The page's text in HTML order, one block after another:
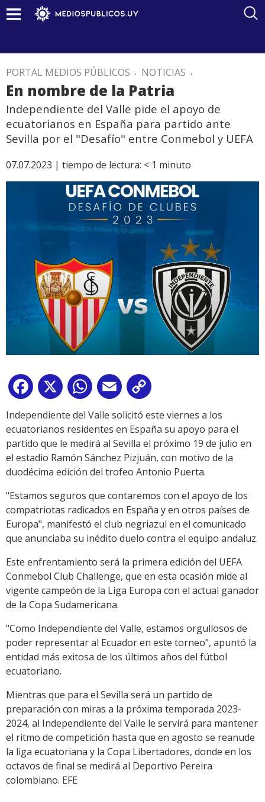
PORTAL MEDIOS PÚBLICOS . NOTICIAS .
En nombre de la Patria
Independiente del Valle pide el apoyo de
ecuatorianos en España para partido ante
Sevilla por el "Desafío" entre Conmebol y UEFA
07.07.2023 | tiempo de lectura: < 1 minuto
Facebook
X WhatsApp
Email
Link
Independiente del Valle solicitó este viernes a los
ecuatorianos residentes en España su apoyo para el
partido que le medirá al Sevilla el próximo 19 de julio en
el estadio Ramón Sánchez Pizjuán, con motivo de la
duodécima edición del trofeo Antonio Puerta.
"Estamos seguros que contaremos con el apoyo de los
compatriotas radicados en España y en otros países de
Europa", manifestó el club negriazul en el comunicado
que anunciaba su inédito duelo contra el equipo andaluz.
Este enfrentamiento será la primera edición del UEFA
Conmebol Club Challenge, que en esta ocasión mide al
vigente campeón de la Liga Europa con el actual ganador
de la Copa Sudamericana.
"Como Independiente del Valle, estamos orgullosos de
poder representar al Ecuador en este torneo", apuntó la
entidad más exitosa de los últimos años del fútbol
ecuatoriano.
Mientras que para el Sevilla será un partido de
preparación con miras a la próxima temporada 2023-
2024, al Independiente del Valle le servirá para mantener
el ritmo de competición hasta que en agosto se reanude
la liga ecuatoriana y la Copa Libertadores, donde en los
octavos de final se medirá al Deportivo Pereira
colombiano. EFE